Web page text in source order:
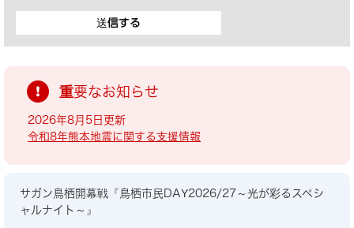
重要なお知らせ
2026年8月5日更新
令和8年熊本地震に関する支援情報
サガン鳥栖開幕戦『鳥栖市民DAY2026/27～光が彩るスペシ
ャルナイト～』